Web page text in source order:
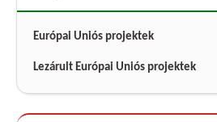
Európai Uniós projektek
Lezárult Európai Uniós projektek